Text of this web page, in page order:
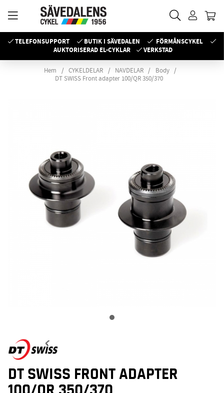
TELEFONSUPPORT BUTIK I SÄVEDALEN
FÖRMÅNSCYKEL
AUKTORISERAD EL-CYKLAR
VERKSTAD
Hem CYKELDELAR NAVDELAR
Body
DT SWISS Front adapter 100/QR 350/370
DT SWISS FRONT ADAPTER